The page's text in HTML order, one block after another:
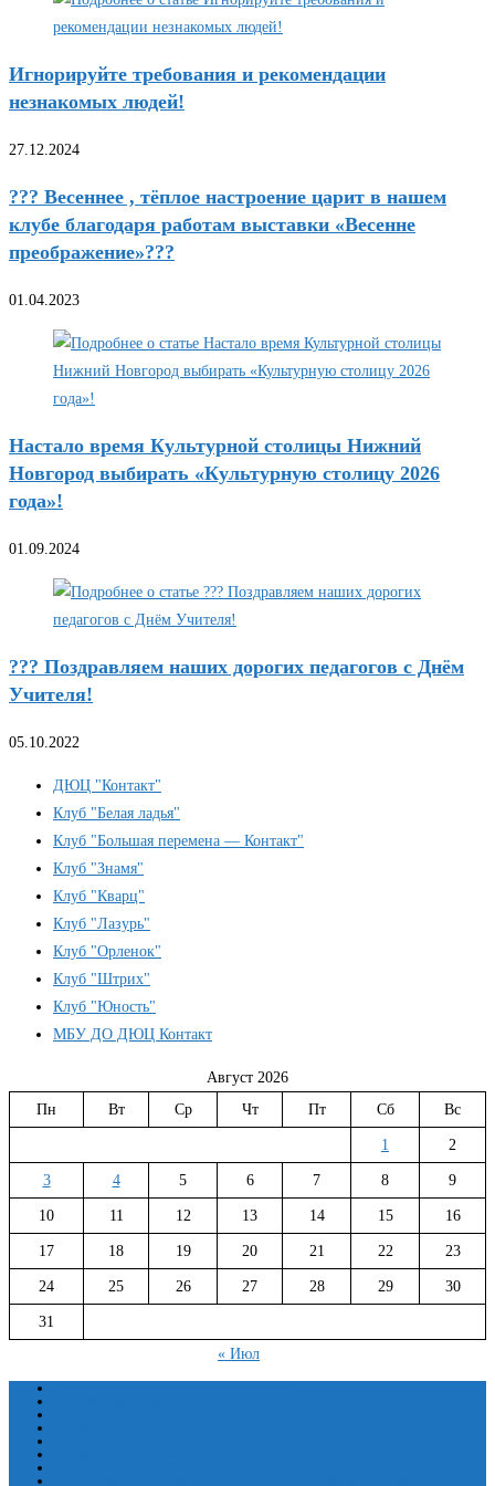
Игнорируйте требования и рекомендации
незнакомых людей!
27.12.2024
??? Весеннее , тёплое настроение царит в нашем
клубе благодаря работам выставки «Весенне
преображение»???
01.04.2023
Настало время Культурной столицы Нижний
Новгород выбирать «Культурную столицу 2026
года»!
01.09.2024
??? Поздравляем наших дорогих педагогов с Днём
Учителя!
05.10.2022
ДЮЦ "Контакт"
Клуб "Белая ладья"
Клуб "Большая перемена — Контакт"
Клуб "Знамя"
Клуб "Кварц"
Клуб "Лазурь"
Клуб "Орленок"
Клуб "Штрих"
Клуб "Юность"
МБУ ДО ДЮЦ Контакт
Август 2026
Пн
Вт Ср Чт Пт Сб Вс
1 2
3 4 5 6 7 8 9
10 11 12 13 14 15 16
17 18 19 20 21 22 23
24 25 26 27 28 29 30
31
« Июл